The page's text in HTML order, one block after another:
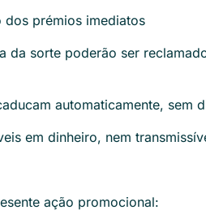
dos prémios imediatos
da sorte poderão ser
automaticamente, sem
em dinheiro, nem
ação promocional: